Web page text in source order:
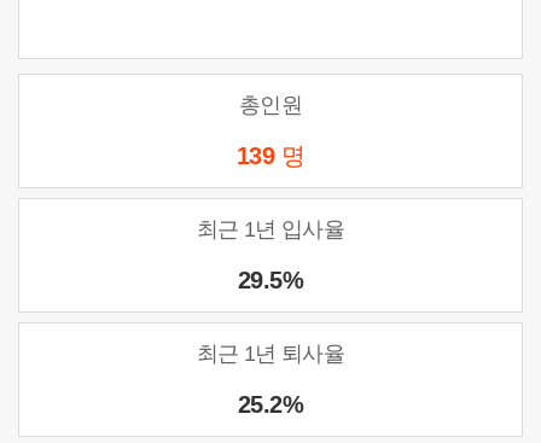
총인원
139 명
최근 1년 입사율
29.5%
최근 1년 퇴사율
25.2%